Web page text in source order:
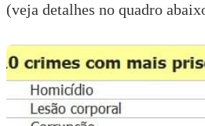
(veja detalhes no quadro